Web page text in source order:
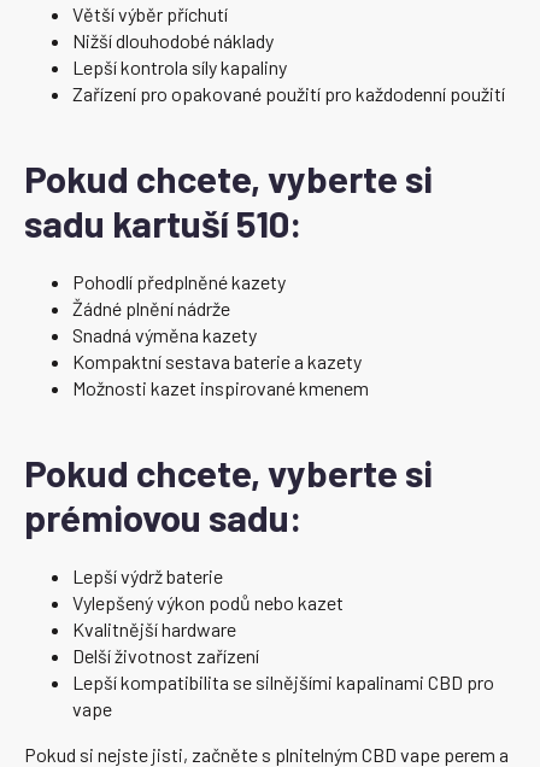
Větší výběr příchutí
Nižší dlouhodobé náklady
Lepší kontrola síly kapaliny
Zařízení pro opakované použití pro každodenní použití
Pokud chcete, vyberte si
sadu kartuší 510:
Pohodlí předplněné kazety
Žádné plnění nádrže
Snadná výměna kazety
Kompaktní sestava baterie a kazety
Možnosti kazet inspirované kmenem
Pokud chcete, vyberte si
prémiovou sadu:
Lepší výdrž baterie
Vylepšený výkon podů nebo kazet
Kvalitnější hardware
Delší životnost zařízení
Lepší kompatibilita se silnějšími kapalinami CBD pro
vape
Pokud si nejste jisti, začněte s plnitelným CBD vape perem a